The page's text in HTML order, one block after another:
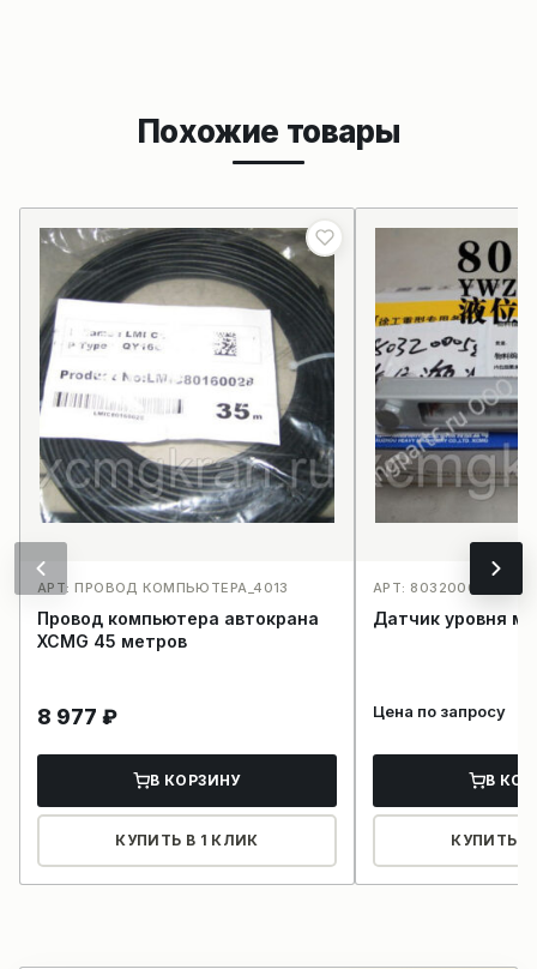
Похожие товары
АРТ: ПРОВОД КОМПЬЮТЕРА_4013
Провод компьютера автокрана
XCMG 45 метров
8 977 ₽
В КОРЗИНУ
КУПИТЬ В 1 КЛИК
АРТ:
Датчик уровня
Цена по запросу
В
КУПИТЬ В